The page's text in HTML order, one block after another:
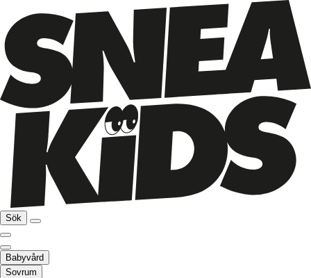
Sök
Babyvård
Sovrum